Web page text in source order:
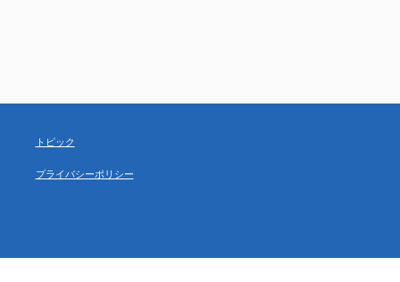
トピック
プライバシーポリシー